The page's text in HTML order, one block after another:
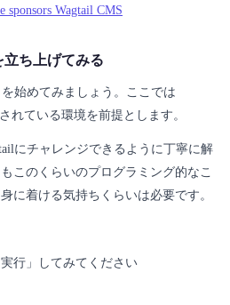
sponsors Wagtail CMS
ち上げてみる
始めてみましょう。ここでは
れている環境を前提とします。
にチャレンジできるように丁寧に解
このくらいのプログラミング的なこ
に着ける気持ちくらいは必要です。
行」してみてください